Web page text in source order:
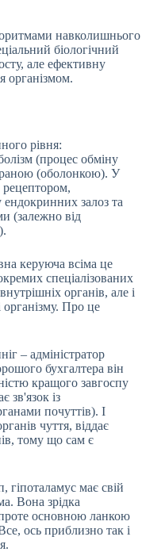
навколишнього
біологічний
але ефективну
організмом.
рівня:
(процес обміну
(оболонкою). У
рецептором,
залоз та
(залежно від
керуюча всіма це
спеціалізованих
органів, але і
організму. Про це
– адміністратор
бухгалтера він
кращого завгоспу
зв'язок із
почуттів). І
чуття, віддає
тому що сам є
гіпоталамус має свій
Вона зрідка
проте основною ланкою
ось приблизно так і